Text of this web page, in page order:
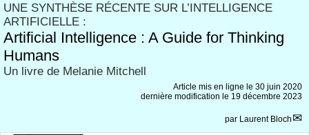
UNE SYNTHÈSE RÉCENTE SUR L’INTELLIGENCE
ARTIFICIELLE :
Artificial Intelligence : A Guide for Thinking
Humans
Un livre de Melanie Mitchell
Article mis en ligne le 30 juin 2020
dernière modification le 19 décembre 2023
par Laurent Bloch